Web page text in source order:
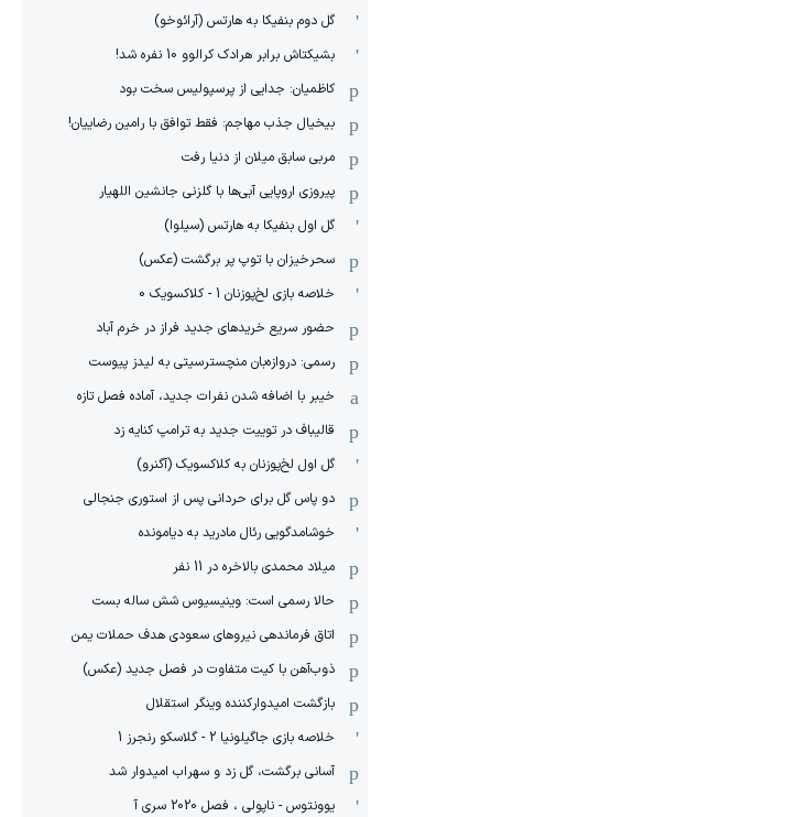
گل دوم بنفیکا به هارتس (آرائوخو)
بشیکتاش برابر هرادک کرالوو 10 نفره شد!
کاظمیان: جدایی از پرسپولیس سخت بود
بیخیال جذب مهاجم: فقط توافق با رامین رضاییان!
مربی سابق میلان از دنیا رفت
پیروزی اروپایی آبی‌ها با گلزنی جانشین اللهیار
گل اول بنفیکا به هارتس (سیلوا)
سحرخیزان با توپ پر برگشت (عکس)
خلاصه بازی لخ‌پوزنان 1 - کلاکسویک 0
حضور سریع خریدهای جدید فراز در خرم آباد
رسمی: دروازه‌بان منچسترسیتی به لیدز پیوست
خیبر با اضافه شدن نفرات جدید، آماده فصل تازه
قالیباف در توییت جدید به ترامپ کنایه زد
گل اول لخ‌پوزنان به کلاکسویک (آگنرو)
دو پاس گل برای حردانی پس از استوری جنجالی
خوشامدگویی رئال مادرید به دیامونده
میلاد محمدی بالاخره در 11 نفر
حالا رسمی است: وینیسیوس شش ساله بست
اتاق فرماندهی نیروهای سعودی هدف حملات یمن
ذوب‌آهن با کیت متفاوت در فصل جدید (عکس)
بازگشت امیدوارکننده وینگر استقلال
خلاصه بازی جاگیلونیا 2 - گلاسکو رنجرز 1
آسانی برگشت، گل زد و سهراب امیدوار شد
یوونتوس - ناپولی ، فصل 2020 سری آ